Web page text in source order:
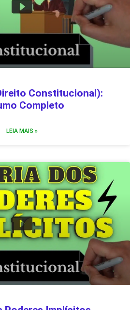
Constitucional):
Completo
LEIA MAIS »